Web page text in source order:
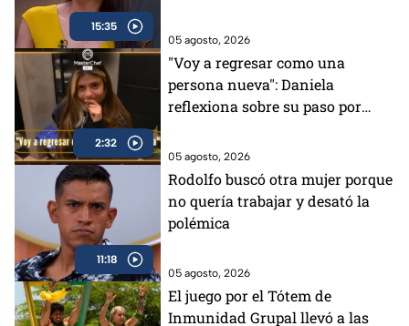
15:35
05 agosto, 2026
2:32
"Voy a regresar como una
persona nueva": Daniela
reflexiona sobre su paso por
05 agosto, 2026
11:18
Rodolfo buscó otra mujer porque
no quería trabajar y desató la
polémica
05 agosto, 2026
El juego por el Tótem de
Inmunidad Grupal llevó a las